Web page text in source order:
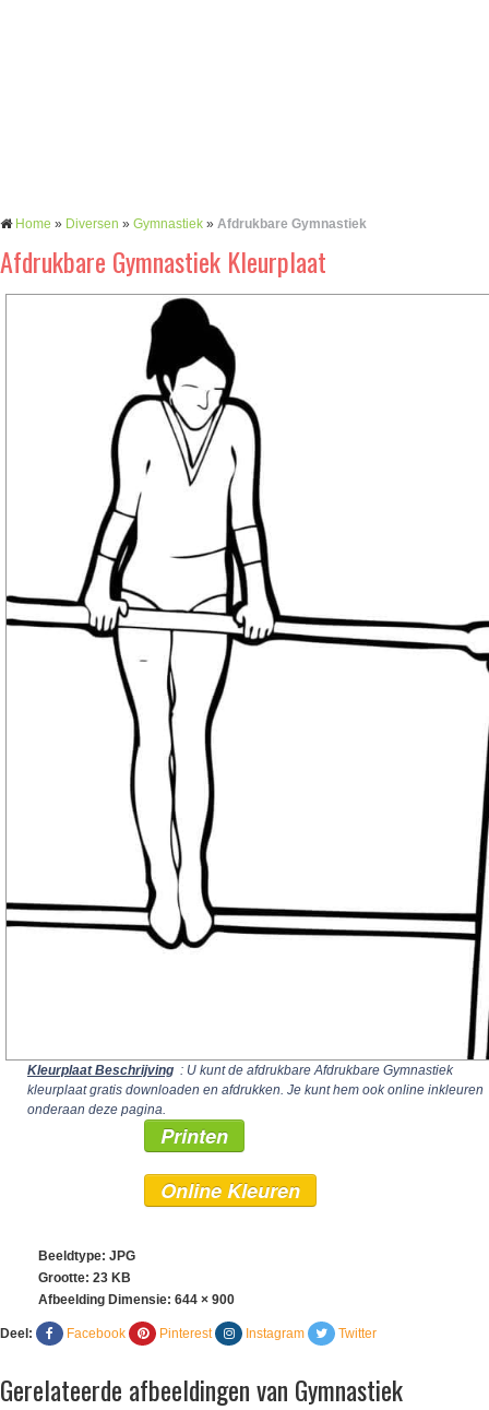
Home » Diversen » Gymnastiek » Afdrukbare Gymnastiek
Afdrukbare Gymnastiek Kleurplaat
Kleurplaat Beschrijving : U kunt de afdrukbare Afdrukbare Gymnastiek
kleurplaat gratis downloaden en afdrukken. Je kunt hem ook online inkleuren
onderaan deze pagina.
Printen
Online Kleuren
Beeldtype: JPG
Grootte: 23 KB
Afbeelding Dimensie: 644 × 900
Deel: Facebook Pinterest Instagram Twitter
Gerelateerde afbeeldingen van Gymnastiek